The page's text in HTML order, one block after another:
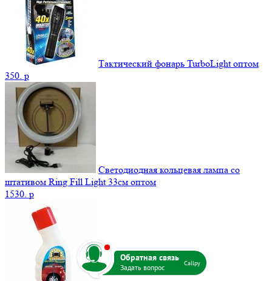
Тактический фонарь TurboLight оптом
350. p
Светодиодная кольцевая лампа со
штативом Ring Fill Light 33см оптом
1530. p
Callpy
b